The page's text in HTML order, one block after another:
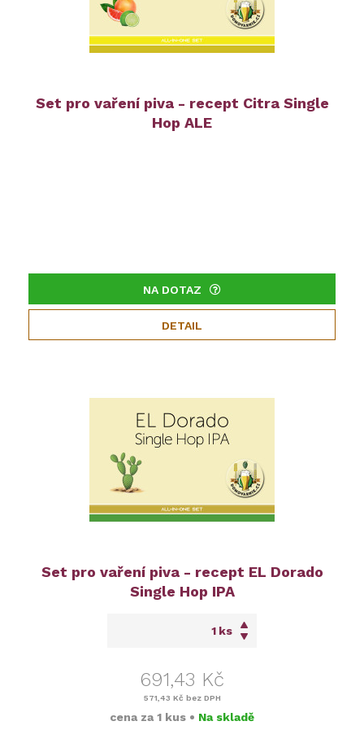
Set pro vaření piva - recept Citra Single
Hop ALE
NA DOTAZ
DETAIL
Set pro vaření piva - recept EL Dorado
Single Hop IPA
ks
691,43 Kč
571,43 Kč bez DPH
cena za 1 kus • Na skladě